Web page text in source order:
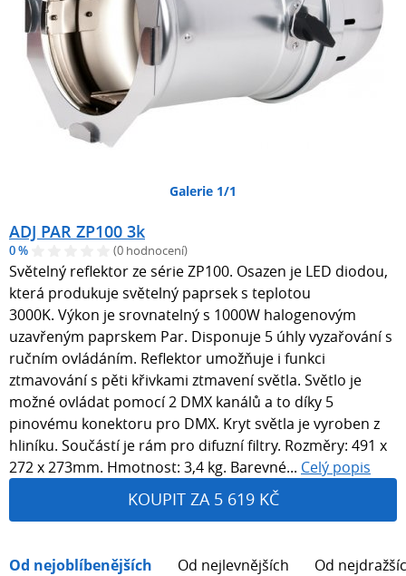
Galerie 1/1
ADJ PAR ZP100 3k
0 % (0 hodnocení)
Světelný reflektor ze série ZP100. Osazen je LED diodou,
která produkuje světelný paprsek s teplotou
3000K. Výkon je srovnatelný s 1000W halogenovým
uzavřeným paprskem Par. Disponuje 5 úhly vyzařování s
ručním ovládáním. Reflektor umožňuje i funkci
ztmavování s pěti křivkami ztmavení světla. Světlo je
možné ovládat pomocí 2 DMX kanálů a to díky 5
pinovému konektoru pro DMX. Kryt světla je vyroben z
hliníku. Součástí je rám pro difuzní filtry. Rozměry: 491 x
272 x 273mm. Hmotnost: 3,4 kg. Barevné... Celý popis
KOUPIT ZA 5 619 KČ
Od nejoblíbenějších Od nejlevnějších Od